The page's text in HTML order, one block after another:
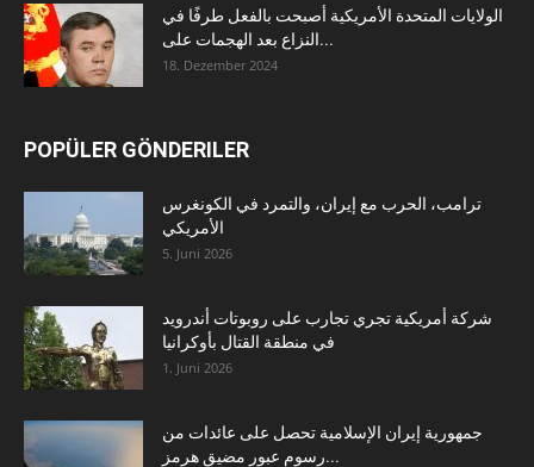
الولايات المتحدة الأمريكية أصبحت بالفعل طرفًا في
النزاع بعد الهجمات على...
18. Dezember 2024
POPÜLER GÖNDERILER
ترامب، الحرب مع إيران، والتمرد في الكونغرس
الأمريكي
5. Juni 2026
شركة أمريكية تجري تجارب على روبوتات أندرويد
في منطقة القتال بأوكرانيا
1. Juni 2026
جمهورية إيران الإسلامية تحصل على عائدات من
رسوم عبور مضيق هرمز...